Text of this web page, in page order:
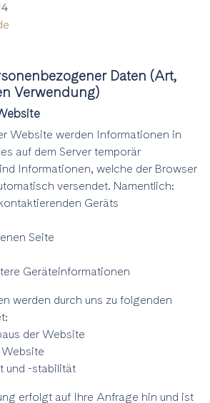
Daten (Art,
Verwendung)
Website werden Informationen in
auf dem Server temporär
Informationen, welche der Browser
versendet. Namentlich:
Geräts
Seite
Geräteinformationen
werden durch uns zu folgenden
der Website
und -stabilität
erfolgt auf Ihre Anfrage hin und ist